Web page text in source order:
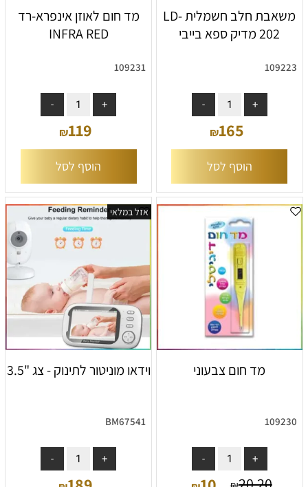
משאבת חלב חשמלית LD-
202 מדיק ספא בייבי
109223
₪165
הוסף לסל
מד חום לאוזן אינפרא-רד
INFRA RED
109231
₪119
הוסף לסל
מד חום צבעוני
109230
אזל במלאי
וידאו מוניטור לתינוק - צג "3.5
BM67541